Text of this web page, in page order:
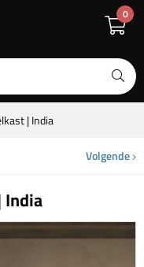
0
| India
Volgende
India